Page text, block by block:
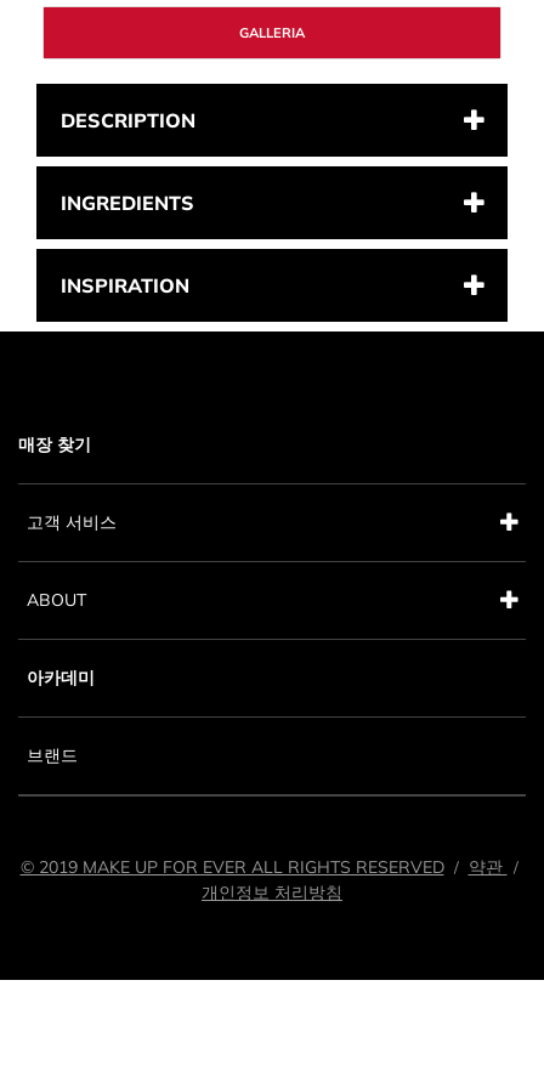
GALLERIA
DESCRIPTION
INGREDIENTS
INSPIRATION
매장 찾기
고객 서비스
ABOUT
아카데미
브랜드
© 2019 MAKE UP FOR EVER ALL RIGHTS RESERVED / 약관 /
개인정보 처리방침